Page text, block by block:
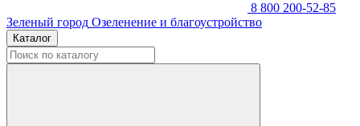
8 800 200-52-85
Зеленый город Озеленение и благоустройство
Каталог